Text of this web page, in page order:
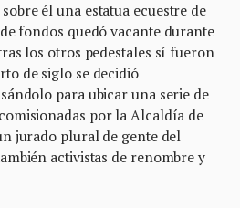
él una estatua ecuestre de
fondos quedó vacante durante
los otros pedestales sí fueron
de siglo se decidió
para ubicar una serie de
por la Alcaldía de
jurado plural de gente del
activistas de renombre y